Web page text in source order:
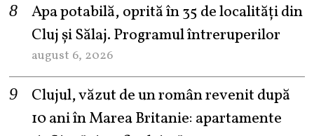
Apa potabilă, oprită în 35 de localități din
Cluj și Sălaj. Programul întreruperilor
august 6, 2026
Clujul, văzut de un român revenit după
10 ani în Marea Britanie: apartamente